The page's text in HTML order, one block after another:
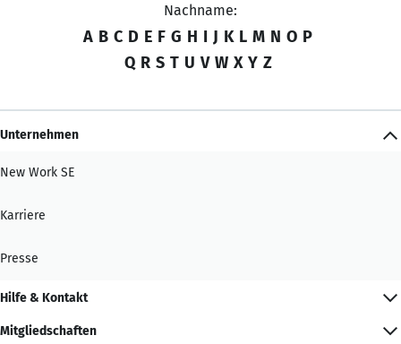
Nachname:
A B C D E F G H I J K L M N O P
Q R S T U V W X Y Z
Unternehmen
New Work SE
Karriere
Presse
Hilfe & Kontakt
Mitgliedschaften